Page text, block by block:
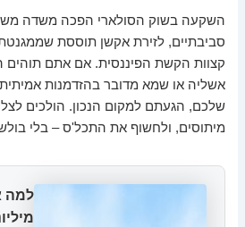
השקעה בשוק הסולארי הפכה משדה
סביבתיים, לזירת אקשן תוססת
קצוות הקשת הפיננסית. אם אתם
אשליה או שמא מדובר בהזדמנות
שלכם, הגעתם למקום הנכון. הולכים
מיתוסים, ולחשוף את התכל'ס – בלי
למה